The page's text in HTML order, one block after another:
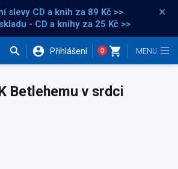
slevy CD a knih za 89 Kč >>
- CD a knihy za 25 Kč >>
×
Přihlášení 0
Betlehemu v srdci